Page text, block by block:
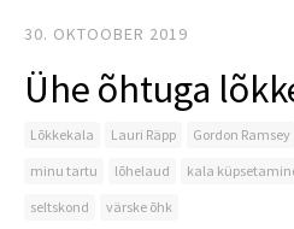
30. OKTOOBER 2019
Ühe õhtuga
Lõkkekala Lauri Räpp Gordon Ramsey
minu tartu
lõhelaud kala
seltskond
värske õhk